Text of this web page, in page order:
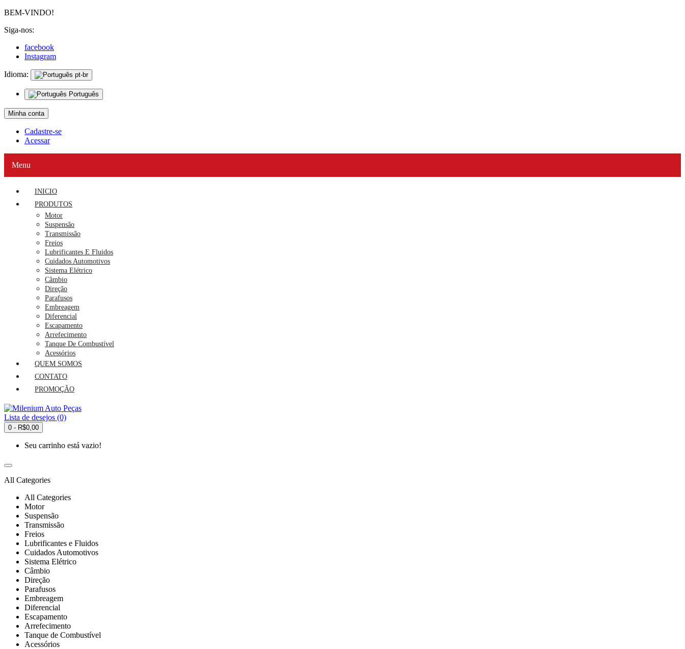
BEM-VINDO!
Siga-nos:
facebook
Instagram
Idioma: pt-br
Português
Minha conta
Cadastre-se
Acessar
Menu
INICIO
PRODUTOS
Motor
Suspensão
Transmissão
Freios
Lubrificantes E Fluidos
Cuidados Automotivos
Sistema Elétrico
Câmbio
Direção
Parafusos
Embreagem
Diferencial
Escapamento
Arrefecimento
Tanque De Combustível
Acessórios
QUEM SOMOS
CONTATO
PROMOÇÃO
Lista de desejos (0)
0 - R$0,00
Seu carrinho está vazio!
All Categories
All Categories
Motor
Suspensão
Transmissão
Freios
Lubrificantes e Fluidos
Cuidados Automotivos
Sistema Elétrico
Câmbio
Direção
Parafusos
Embreagem
Diferencial
Escapamento
Arrefecimento
Tanque de Combustível
Acessórios